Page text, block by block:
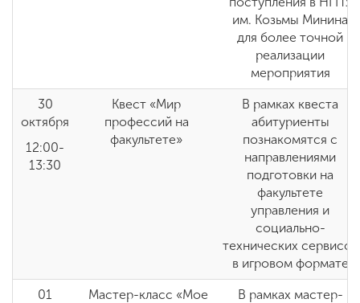
им. Козьмы Минина
для более точной
реализации
мероприятия
30
октября
12:00-
13:30
Квест «Мир
профессий на
факультете»
В рамках квеста
абитуриенты
познакомятся с
направлениями
подготовки на
факультете
управления и
социально-
технических сервисов
в игровом формате
01
Мастер-класс «Мое
В рамках мастер-